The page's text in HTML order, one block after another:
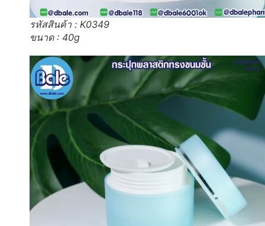
รหัสสินค้า : K0349
ขนาด : 40g